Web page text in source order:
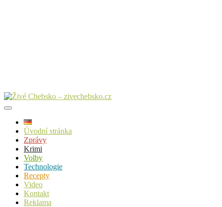
Úvodní stránka
Zprávy
Krimi
Volby
Technologie
Recepty
Video
Kontakt
Reklama